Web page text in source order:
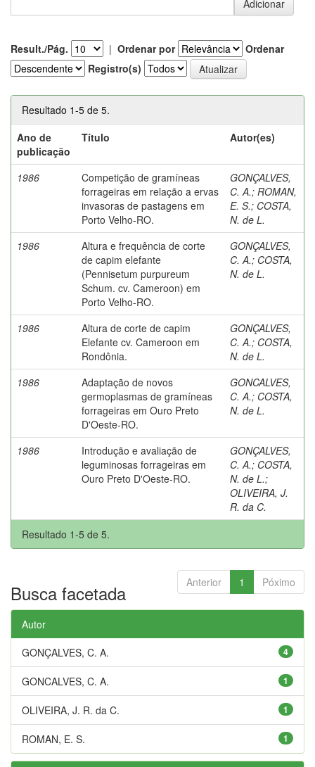
Result./Pág. | Ordenar por
Ordenar
Registro(s)
Resultado 1-5 de 5.
Ano de
publicação
Título Autor(es)
1986
Competição de gramíneas
forrageiras em relação a ervas
invasoras de pastagens em
Porto Velho-RO.
GONÇALVES,
C. A.; ROMAN,
E. S.; COSTA,
N. de L.
1986
Altura e frequência de corte
de capim elefante
(Pennisetum purpureum
Schum. cv. Cameroon) em
Porto Velho-RO.
GONÇALVES,
C. A.; COSTA,
N. de L.
1986
Altura de corte de capim
Elefante cv. Cameroon em
Rondônia.
GONÇALVES,
C. A.; COSTA,
N. de L.
1986
Adaptação de novos
germoplasmas de gramíneas
forrageiras em Ouro Preto
D'Oeste-RO.
GONCALVES,
C. A.; COSTA,
N. de L.
1986
Introdução e avaliação de
leguminosas forrageiras em
Ouro Preto D'Oeste-RO.
GONÇALVES,
C. A.; COSTA,
N. de L.;
OLIVEIRA, J.
R. da C.
Resultado 1-5 de 5.
Anterior 1 Póximo
Busca facetada
Autor
4
GONÇALVES, C. A.
1
GONCALVES, C. A.
1
OLIVEIRA, J. R. da C.
1
ROMAN, E. S.